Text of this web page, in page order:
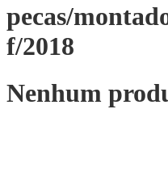
pecas/
f/2018
Nenhum